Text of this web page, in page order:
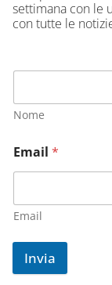
settimana con le
con tutte le
Nome
Email *
Email
Invia